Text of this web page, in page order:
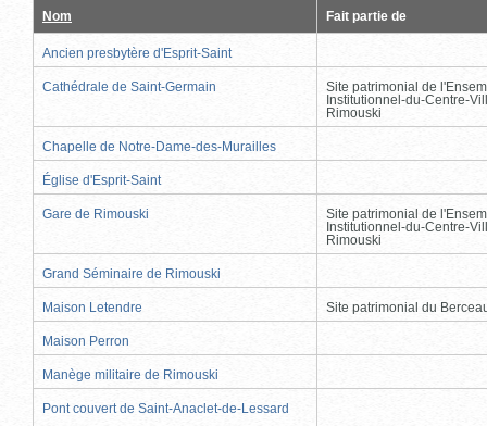
Nom Fait partie de
Ancien presbytère d'Esprit-Saint
Cathédrale de Saint-Germain
Site patrimonial de
Institutionnel-du-Centre-
Rimouski
Chapelle de Notre-Dame-des-Murailles
Église d'Esprit-Saint
Gare de Rimouski
Site patrimonial de
Institutionnel-du-Centre-
Rimouski
Grand Séminaire de Rimouski
Maison Letendre Site patrimonial du
Maison Perron
Manège militaire de Rimouski
Pont couvert de Saint-Anaclet-de-Lessard